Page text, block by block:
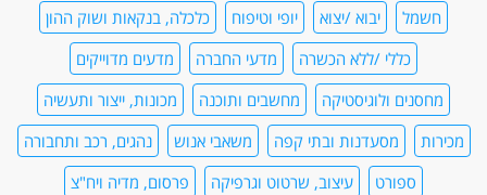
חשמל
יבוא /יצוא יופי וטיפוח
כלכלה, בנקאות ושוק ההון
כללי /ללא הכשרה
מדעי החברה
מדעים מדוייקים
מחסנים ולוגיסטיקה
מחשבים ותוכנה
מכונות, ייצור ותעשיה
מכירות
מסעדנות ובתי קפה משאבי אנוש
נהגים, רכב ותחבורה
ספורט
עיצוב, שרטוט וגרפיקה
פרסום, מדיה ויח"צ